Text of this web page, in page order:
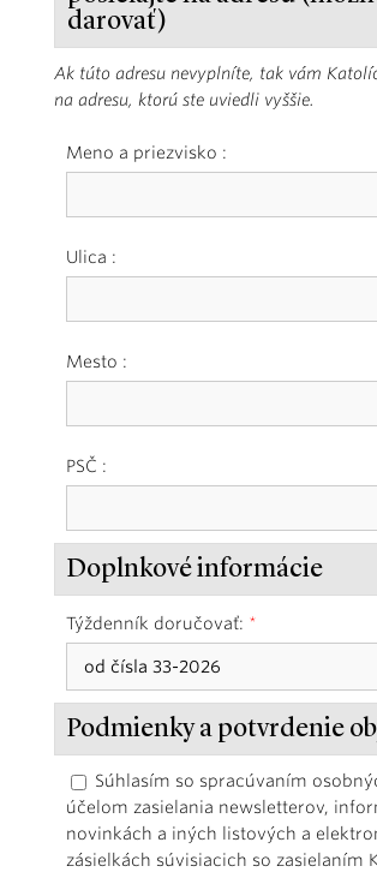
darovať)
Ak túto adresu nevyplníte, tak vám
na adresu, ktorú ste uviedli vyššie.
Meno a priezvisko :
Ulica :
Mesto :
PSČ :
Doplnkové informácie
Týždenník doručovať: *
Podmienky a potvrdenie
Súhlasím so spracúvaním
účelom zasielania newsletterov,
novinkách a iných listových a
zásielkách súvisiacich so zasielaním